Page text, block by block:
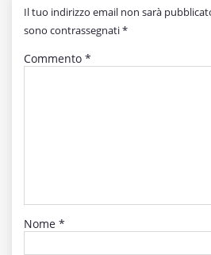
Il tuo indirizzo email non sarà
sono contrassegnati*
Commento *
Nome *